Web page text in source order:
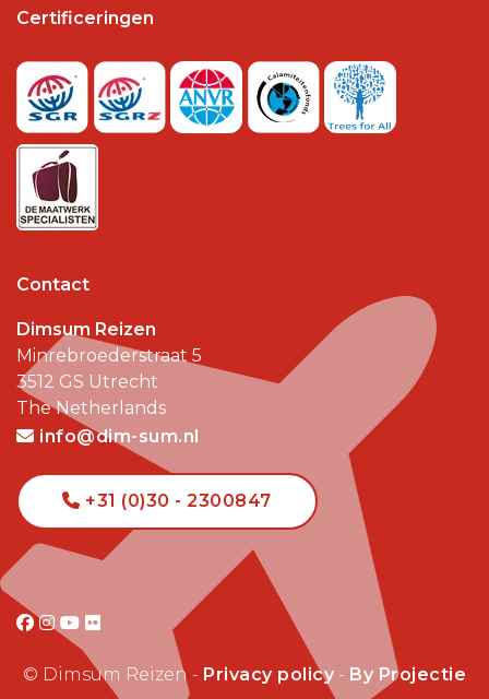
Certificeringen
Contact
Dimsum Reizen
Minrebroederstraat 5
3512 GS Utrecht
The Netherlands
info@dim-sum.nl
+31 (0)30 - 2300847
© Dimsum Reizen - Privacy policy - By Projectie